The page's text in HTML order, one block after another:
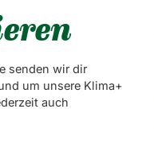
senden wir dir
um unsere Klima+
auch